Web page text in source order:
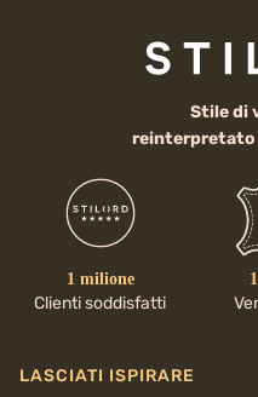
Stile di
reinterpretato
1 milione
Clienti soddisfatti
LASCIATI ISPIRARE